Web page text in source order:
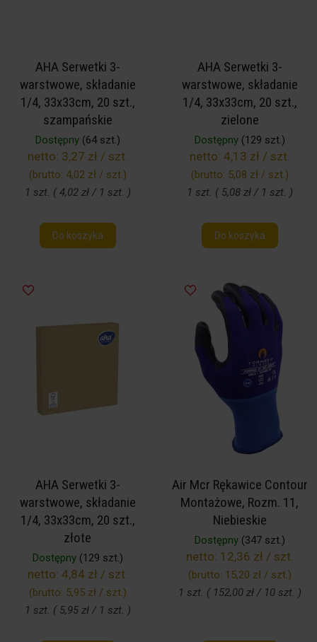
AHA Serwetki 3-
warstwowe, składanie
1/4, 33x33cm, 20 szt.,
szampańskie
Dostępny(64 szt.)
netto: 3,27 zł / szt.
(brutto: 4,02 zł / szt.)
1 szt. ( 4,02 zł / 1 szt. )
Do koszyka
AHA Serwetki 3-
warstwowe, składanie
1/4, 33x33cm, 20 szt.,
zielone
Dostępny(129 szt.)
netto: 4,13 zł / szt.
(brutto: 5,08 zł / szt.)
1 szt. ( 5,08 zł / 1 szt. )
Do koszyka
AHA Serwetki 3-
warstwowe, składanie
1/4, 33x33cm, 20 szt.,
złote
Dostępny(129 szt.)
netto: 4,84 zł / szt.
(brutto: 5,95 zł / szt.)
1 szt. ( 5,95 zł / 1 szt. )
Air Mcr Rękawice Contour
Montażowe, Rozm. 11,
Niebieskie
Dostępny(347 szt.)
netto: 12,36 zł / szt.
(brutto: 15,20 zł / szt.)
1 szt. ( 152,00 zł / 10 szt. )